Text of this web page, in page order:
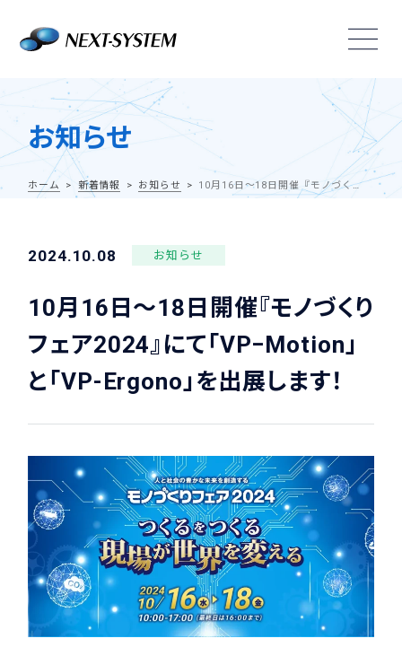
お知らせ
ホーム 新着情報 お知らせ 10月16日～18日開催『モノづくりフェア2024』にて「VP−Motion」と「VP-Ergono」を出展します！
2024.10.08 お知らせ
10月16日～18日開催『モノづくり
フェア2024』にて「VP−Motion」
と「VP-Ergono」を出展します！